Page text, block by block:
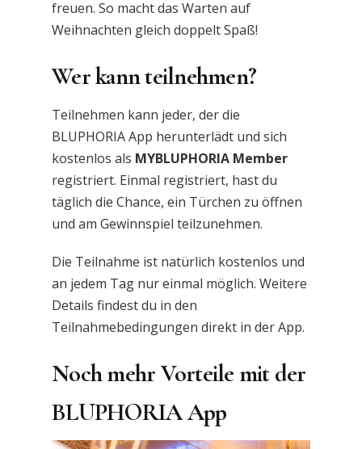
freuen. So macht das Warten auf
Weihnachten gleich doppelt Spaß!
Wer kann teilnehmen?
Teilnehmen kann jeder, der die
BLUPHORIA App herunterlädt und sich
kostenlos als MYBLUPHORIA Member
registriert. Einmal registriert, hast du
täglich die Chance, ein Türchen zu öffnen
und am Gewinnspiel teilzunehmen.
Die Teilnahme ist natürlich kostenlos und
an jedem Tag nur einmal möglich. Weitere
Details findest du in den
Teilnahmebedingungen direkt in der App.
Noch mehr Vorteile mit der
BLUPHORIA App